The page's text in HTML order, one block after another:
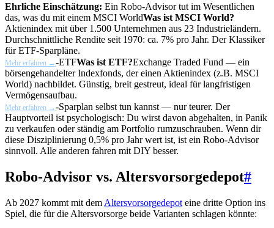
Ehrliche Einschätzung: Ein Robo-Advisor tut im Wesentlichen
das, was du mit einem MSCI WorldWas ist MSCI World?
Aktienindex mit über 1.500 Unternehmen aus 23 Industrieländern.
Durchschnittliche Rendite seit 1970: ca. 7% pro Jahr. Der Klassiker
für ETF-Sparpläne.
Mehr erfahren →-ETFWas ist ETF?Exchange Traded Fund — ein
börsengehandelter Indexfonds, der einen Aktienindex (z.B. MSCI
World) nachbildet. Günstig, breit gestreut, ideal für langfristigen
Vermögensaufbau.
Mehr erfahren →-Sparplan selbst tun kannst — nur teurer. Der
Hauptvorteil ist psychologisch: Du wirst davon abgehalten, in Panik
zu verkaufen oder ständig am Portfolio rumzuschrauben. Wenn dir
diese Disziplinierung 0,5% pro Jahr wert ist, ist ein Robo-Advisor
sinnvoll. Alle anderen fahren mit DIY besser.
Robo-Advisor vs. Altersvorsorgedepot#
Ab 2027 kommt mit dem Altersvorsorgedepot eine dritte Option ins
Spiel, die für die Altersvorsorge beide Varianten schlagen könnte: